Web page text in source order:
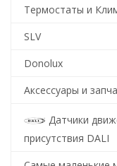
Термостаты и
SLV
Donolux
Аксессуары и
Датчики
присутствия DALI